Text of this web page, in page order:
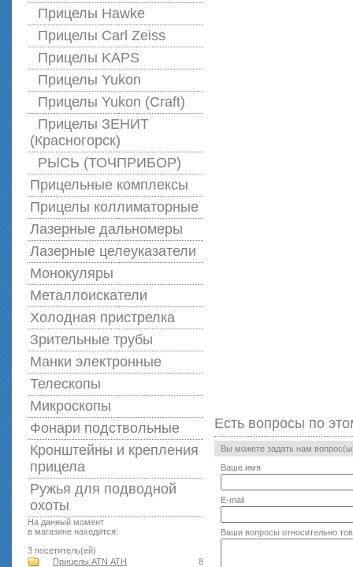
Прицелы Hawke
Прицелы Carl Zeiss
Прицелы KAPS
Прицелы Yukon
Прицелы Yukon (Craft)
Прицелы ЗЕНИТ
(Красногорск)
РЫСЬ (ТОЧПРИБОР)
Прицельные комплексы
Прицелы коллиматорные
Лазерные дальномеры
Лазерные целеуказатели
Монокуляры
Металлоискатели
Холодная пристрелка
Зрительные трубы
Манки электронные
Телескопы
Микроскопы
Фонари подствольные
Кронштейны и крепления
прицела
Ружья для подводной
оxоты
На данный момент
в магазине находится:
3 посетитель(ей)
8
Прицелы ATN АТН
Есть вопросы по
Вы можете задать нам
Ваше имя
E-mail
Ваши вопросы относительно